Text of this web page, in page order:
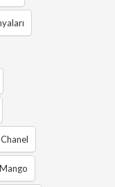
Chanel
Mango